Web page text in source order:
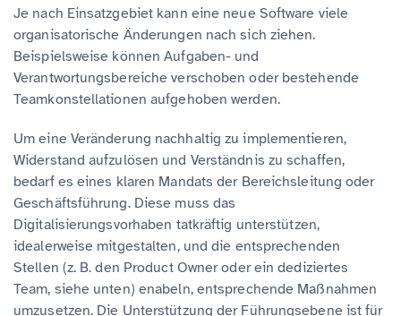
Je nach Einsatzgebiet kann eine neue Software viele
organisatorische Änderungen nach sich ziehen.
Beispielsweise können Aufgaben- und
Verantwortungsbereiche verschoben oder bestehende
Teamkonstellationen aufgehoben werden.
Um eine Veränderung nachhaltig zu implementieren,
Widerstand aufzulösen und Verständnis zu schaffen,
bedarf es eines klaren Mandats der Bereichsleitung oder
Geschäftsführung. Diese muss das
Digitalisierungsvorhaben tatkräftig unterstützen,
idealerweise mitgestalten, und die entsprechenden
Stellen (z. B. den Product Owner oder ein dediziertes
Team, siehe unten) enabeln, entsprechende Maßnahmen
umzusetzen. Die Unterstützung der Führungsebene ist für